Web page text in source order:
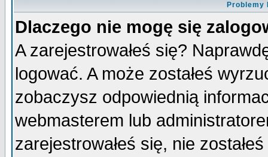
Problemy
Dlaczego nie mogę się
A zarejestrowałeś się?
logować. A może zostałeś
zobaczysz odpowiednią
webmasterem lub
zarejestrowałeś się, nie